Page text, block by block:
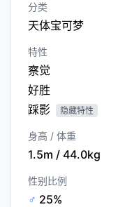
分类
天体宝可梦
特性
察觉
好胜
踩影
隐藏特性
身高 / 体重
1.5m / 44.0kg
性别比例
♂ 25%